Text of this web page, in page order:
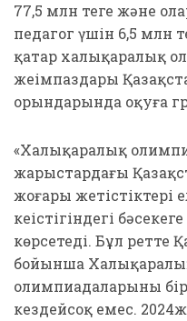
77,5 млн теңге және
педагог үшін 6,5 млн
қатар халықаралық
жеңімпаздары
орындарында оқуға
«Халықаралық
жарыстардағы
жоғары жетістіктері
кеңістігіндегі
көрсетеді. Бұл ретте
бойынша
олимпиадаларының
кездейсоқ емес.